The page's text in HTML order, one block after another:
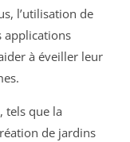
l’utilisation de
applications
à éveiller leur
tels que la
de jardins